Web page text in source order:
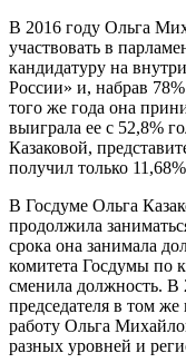
В 2016 году Ольга
участвовать в
кандидатуру на
России» и, набрав
того же года она
выиграла ее с 52,8%
Казаковой,
получил только
В Госдуме Ольга
продолжила
срока она занимала
комитета Госдумы по
сменила должность. В
председателя в том
работу Ольга
разных уровней и